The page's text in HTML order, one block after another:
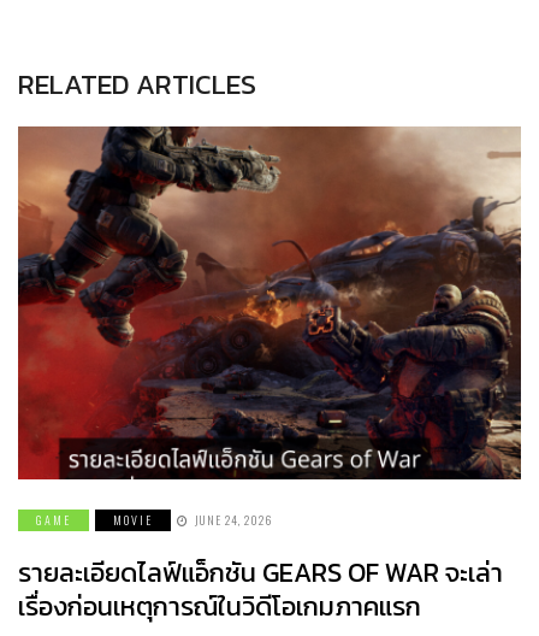
RELATED ARTICLES
GAME MOVIE JUNE 24, 2026
รายละเอียดไลฟ์แอ็กชัน GEARS OF WAR จะเล่า
เรื่องก่อนเหตุการณ์ในวิดีโอเกมภาคแรก